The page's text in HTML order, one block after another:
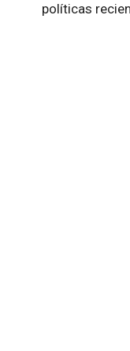
políticas